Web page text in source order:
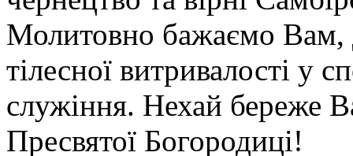
Молитовно бажаємо Вам,
тілесної витривалості у
служіння. Нехай береже
Пресвятої Богородиці!